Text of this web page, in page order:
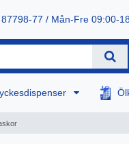
77 / Mån-Fre 09:00-